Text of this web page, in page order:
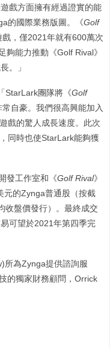
戲方面擁有經過證實的能
的國際業務版圖。《Golf
，僅2021年就有600萬次
能力推動《Golf Rival》
。」
StarLark團隊將《Golf
自豪。我們很高興能加入
戲的驚人成長速度。此次
同時也使StarLark能夠獲
發工作室和《Golf Rival》
元的Zynga普通股（按截
收盤價發行）。最終成交
可望於2021年第四季完
所為Zynga提供諮詢服
的獨家財務顧問，Orrick